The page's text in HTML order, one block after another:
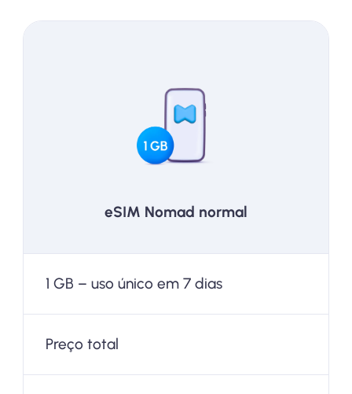
Fique conectado
Seus dados são atualizados
eSIM Nomad normal
1 GB – uso único em 7 dias
Preço total